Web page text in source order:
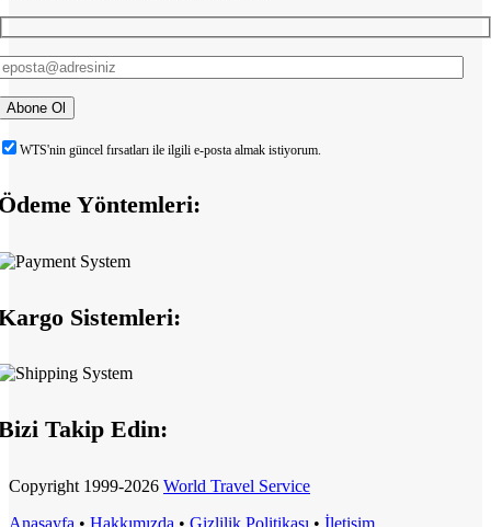
WTS'nin güncel fırsatları ile ilgili e-posta almak istiyorum.
Yöntemleri:
Sistemleri:
Takip Edin:
Copyright 1999-2026 World Travel Service
Anasayfa • Hakkımızda • Gizlilik Politikası • İletişim